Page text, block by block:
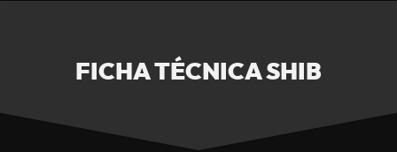
FICHA TÉCNICA SHIB